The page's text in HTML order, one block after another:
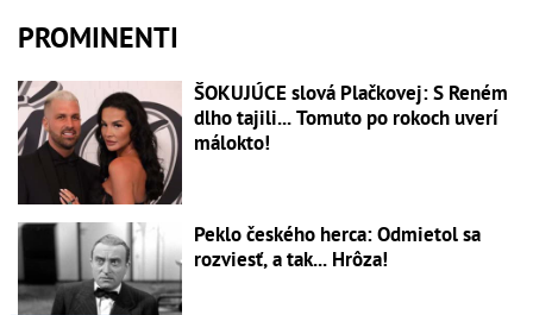
PROMINENTI
ŠOKUJÚCE slová Plačkovej: S Reném
dlho tajili... Tomuto po rokoch uverí
málokto!
Peklo českého herca: Odmietol sa
rozviesť, a tak... Hrôza!